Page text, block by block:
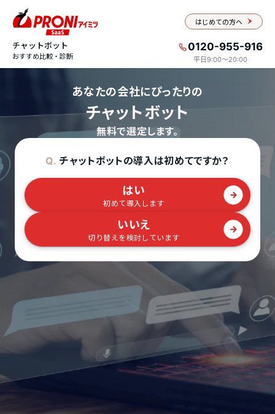
はじめての方へ
チャットボット
おすすめ比較・診断
0120-955-916
平日9:00〜20:00
あなたの会社にぴったりの
チャットボット
無料で選定します。
Q. チャットボットの導入は初めてですか？
はい
初めて導入します
いいえ
切り替えを検討しています